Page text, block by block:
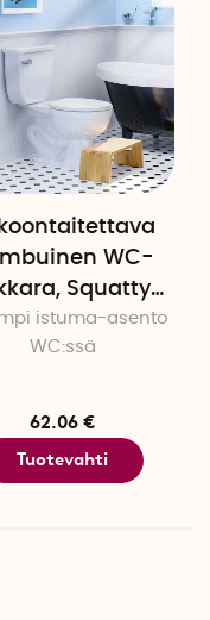
WC-
Squatty
Potty
istuma-asento
WC:ssä
62.06 €
Tuotevahti